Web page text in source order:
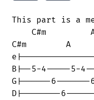
This part is a
C#m
C#m        A
B|--5-4-----5-
G|------
D|--------